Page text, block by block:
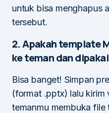
untuk bisa menghapus
tersebut.
2. Apakah template
ke teman dan
Bisa banget! Simpan
(format .pptx) lalu kirim
temanmu membuka file